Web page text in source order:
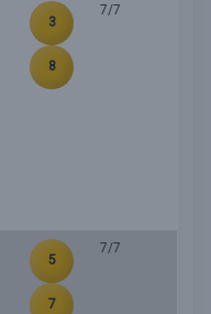
3
8
7/7
5
7
7/7